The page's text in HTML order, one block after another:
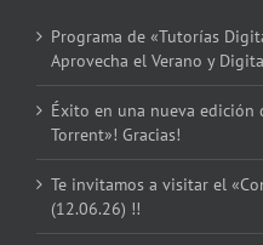
Programa de «Tutorías
Aprovecha el Verano y
Éxito en una nueva edición
Torrent»! Gracias!
Te invitamos a visitar el
(12.06.26) !!